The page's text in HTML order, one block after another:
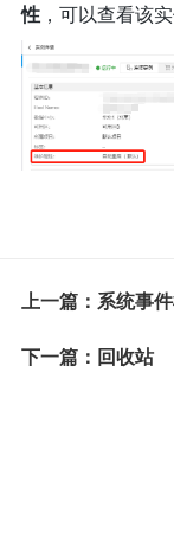
性，可以查看该实
上一篇：系统事
下一篇：回收站